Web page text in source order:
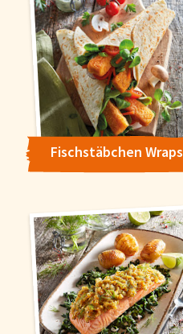
Fischstäbchen Wraps